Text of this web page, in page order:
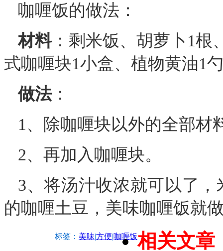
咖喱饭的做法：
材料：剩米饭、胡萝卜1根
式咖喱块1小盒、植物黄油1
做法：
1、除咖喱块以外的全部材
2、再加入咖喱块。
3、将汤汁收浓就可以了
的咖喱土豆，美味咖喱饭就
标签： 美味|方便|咖喱饭相关文章